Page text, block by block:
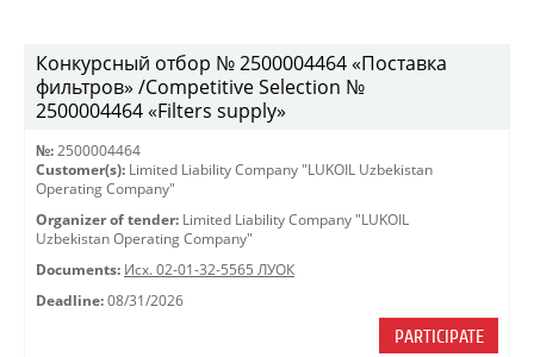
Конкурсный отбор № 2500004464 «Поставка
фильтров» /Competitive Selection №
2500004464 «Filters supply»
№: 2500004464
Customer(s): Limited Liability Company "LUKOIL Uzbekistan
Operating Company"
Organizer of tender: Limited Liability Company "LUKOIL
Uzbekistan Operating Company"
Documents: Исх. 02-01-32-5565 ЛУОК
Deadline: 08/31/2026
PARTICIPATE